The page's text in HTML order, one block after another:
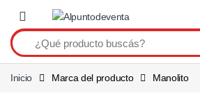
Saltar a navegación
Inicio Marca del producto Manolito